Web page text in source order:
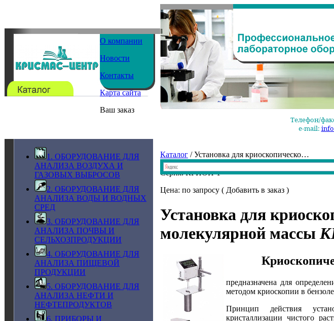
О компании
Новости
Контакты
Карта сайта
Ваш заказ
Телефон/
e-mail:
1. ОБОРУДОВАНИЕ ДЛЯ
АНАЛИЗА ВОЗДУХА И
ГАЗОВЫХ ВЫБРОСОВ
2. ОБОРУДОВАНИЕ ДЛЯ
АНАЛИЗА ВОДЫ И ВОДНЫХ
СРЕД
3. ОБОРУДОВАНИЕ ДЛЯ
АНАЛИЗА ПОЧВЫ И
СЕЛЬХОЗПРОДУКЦИИ
4. ОБОРУДОВАНИЕ ДЛЯ
АНАЛИЗА ПИЩЕВОЙ
ПРОДУКЦИИ
5. ОБОРУДОВАНИЕ ДЛЯ
АНАЛИЗА НЕФТИ И
НЕФТЕПРОДУКТОВ
6. ПРИБОРЫ И
Каталог / Установка для криоскопическо…
Серия: КРИОН-1
Цена: по запросу ( Добавить в заказ )
Установка для
молекулярной массы
предназначена для
методом криоскопии в
Принцип действия
кристаллизации чистого